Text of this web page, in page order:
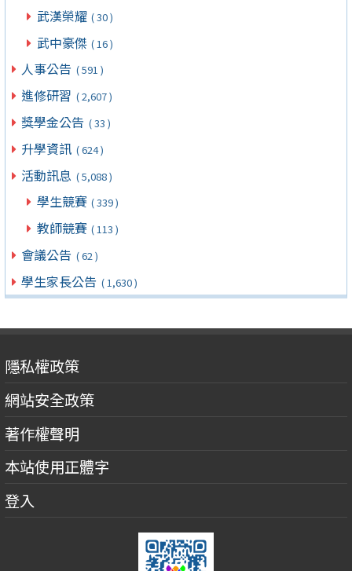
武漢榮耀 ( 30 )
武中豪傑 ( 16 )
人事公告 ( 591 )
進修研習 ( 2,607 )
獎學金公告 ( 33 )
升學資訊 ( 624 )
活動訊息 ( 5,088 )
學生競賽 ( 339 )
教師競賽 ( 113 )
會議公告 ( 62 )
學生家長公告 ( 1,630 )
隱私權政策
網站安全政策
著作權聲明
本站使用正體字
登入